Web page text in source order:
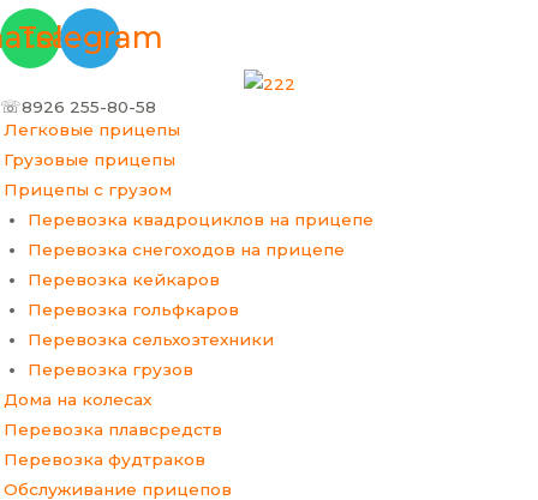
Перейти
к Telegram
☏8926 255-80-58
Легковые прицепы
Грузовые прицепы
Прицепы с грузом
Перевозка квадроциклов на прицепе
Перевозка снегоходов на прицепе
Перевозка кейкаров
Перевозка гольфкаров
Перевозка сельхозтехники
Перевозка грузов
Дома на колесах
Перевозка плавсредств
Перевозка фудтраков
Обслуживание прицепов
Меню
Прокрутка
вверх